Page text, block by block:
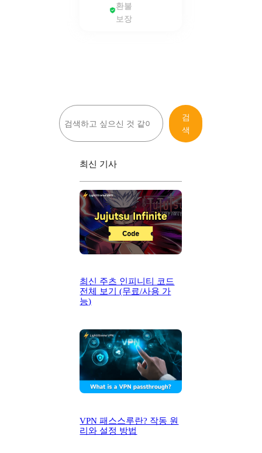
환불
보장
검
색
검
색
최신 기사
최신 주츠 인피니티 코드
전체 보기 (무료/사용 가
능)
VPN 패스스루란? 작동 원
리와 설정 방법